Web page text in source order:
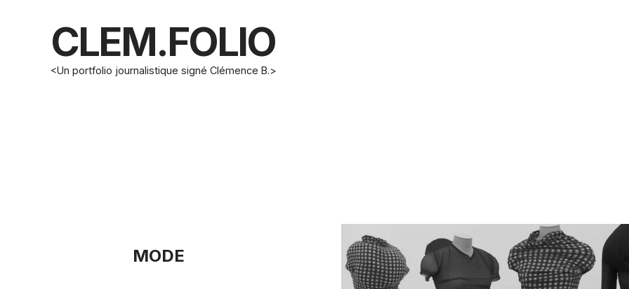
CLEM.FOLIO
<Un portfolio journalistique signé Clémence B.>
MODE